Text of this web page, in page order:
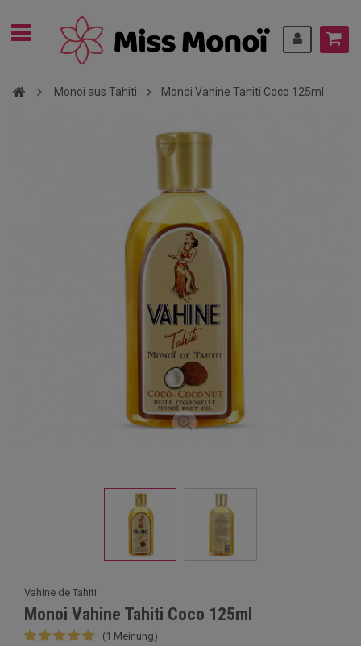
Monoi aus Tahiti Monoi Vahine Tahiti Coco 125ml
Vahine de Tahiti
Monoi Vahine Tahiti Coco 125ml
(1 Meinung)